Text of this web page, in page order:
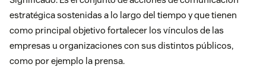
estratégica sostenidas a lo largo del tiempo y que tienen
como principal objetivo fortalecer los vínculos de las
empresas u organizaciones con sus distintos públicos,
como por ejemplo la prensa.